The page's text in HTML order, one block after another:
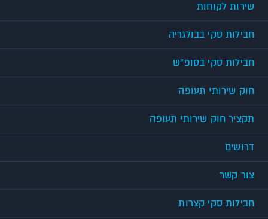
שירות לקוחות
חבילות סקי בבולגריה
חבילות סקי בסופ"ש
חוק שירותי תעופה
תקציר חוק שירותי תעופה
דרושים
צור קשר
חבילות סקי קצרות